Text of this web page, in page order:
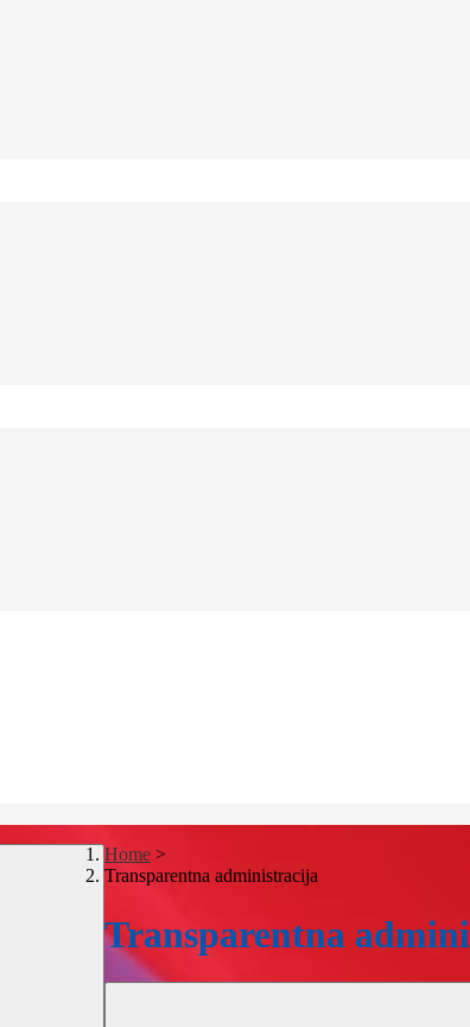
Home >
Transparentna administracija
Transparentna